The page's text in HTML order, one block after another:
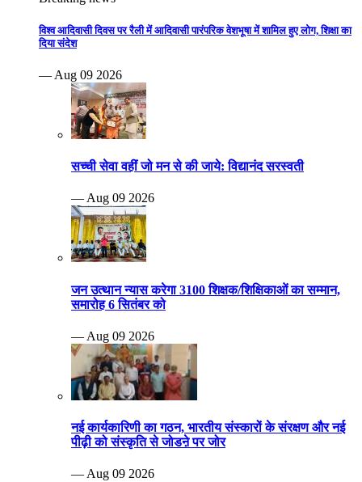
विश्व आदिवासी दिवस पर रैली में आदिवासी पारंपरिक वेशभूषा में शामिल हुए लोग, शिक्षा का
दिया संदेश
— Aug 09 2026
सच्ची सेवा वहीं जो मन से की जाये: विद्यानंद सरस्वती
— Aug 09 2026
जन उत्थान न्यास करेगा 3100 शिक्षक/शिक्षिकाओं का सम्मान,
समारोह 6 सितंबर को
— Aug 09 2026
नई कार्यकारिणी का गठन, भारतीय संस्कारों के संरक्षण और नई
पीढ़ी को संस्कृति से जोडऩे पर जोर
— Aug 09 2026